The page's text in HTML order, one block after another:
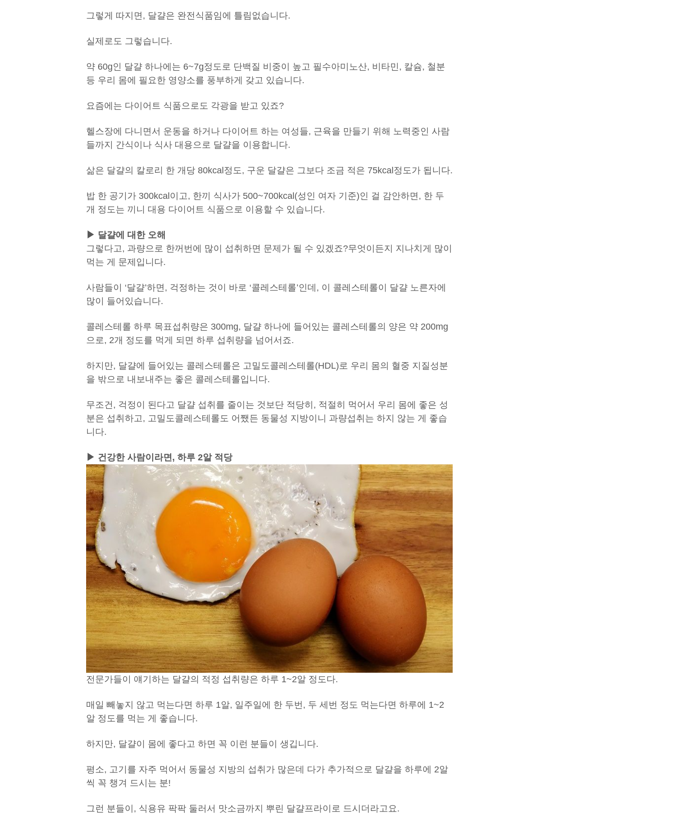
그렇게 따지면, 달걀은 완전식품임에 틀림없습니다.
실제로도 그렇습니다.
약 60g인 달걀 하나에는 6~7g정도로 단백질 비중이 높고 필수아미노산, 비타민, 칼슘, 철분
등 우리 몸에 필요한 영양소를 풍부하게 갖고 있습니다.
요즘에는 다이어트 식품으로도 각광을 받고 있죠?
헬스장에 다니면서 운동을 하거나 다이어트 하는 여성들, 근육을 만들기 위해 노력중인 사람
들까지 간식이나 식사 대용으로 달걀을 이용합니다.
삶은 달걀의 칼로리 한 개당 80kcal정도, 구운 달걀은 그보다 조금 적은 75kcal정도가 됩니다.
밥 한 공기가 300kcal이고, 한끼 식사가 500~700kcal(성인 여자 기준)인 걸 감안하면, 한 두
개 정도는 끼니 대용 다이어트 식품으로 이용할 수 있습니다.
▶ 달걀에 대한 오해
그렇다고, 과량으로 한꺼번에 많이 섭취하면 문제가 될 수 있겠죠?무엇이든지 지나치게 많이
먹는 게 문제입니다.
사람들이 ‘달걀’하면, 걱정하는 것이 바로 ‘콜레스테롤’인데, 이 콜레스테롤이 달걀 노른자에
많이 들어있습니다.
콜레스테롤 하루 목표섭취량은 300mg, 달걀 하나에 들어있는 콜레스테롤의 양은 약 200mg
으로, 2개 정도를 먹게 되면 하루 섭취량을 넘어서죠.
하지만, 달걀에 들어있는 콜레스테롤은 고밀도콜레스테롤(HDL)로 우리 몸의 혈중 지질성분
을 밖으로 내보내주는 좋은 콜레스테롤입니다.
무조건, 걱정이 된다고 달걀 섭취를 줄이는 것보단 적당히, 적절히 먹어서 우리 몸에 좋은 성
분은 섭취하고, 고밀도콜레스테롤도 어쨌든 동물성 지방이니 과량섭취는 하지 않는 게 좋습
니다.
▶ 건강한 사람이라면, 하루 2알 적당
전문가들이 얘기하는 달걀의 적정 섭취량은 하루 1~2알 정도다.
매일 빼놓지 않고 먹는다면 하루 1알, 일주일에 한 두번, 두 세번 정도 먹는다면 하루에 1~2
알 정도를 먹는 게 좋습니다.
하지만, 달걀이 몸에 좋다고 하면 꼭 이런 분들이 생깁니다.
평소, 고기를 자주 먹어서 동물성 지방의 섭취가 많은데 다가 추가적으로 달걀을 하루에 2알
씩 꼭 챙겨 드시는 분!
그런 분들이, 식용유 팍팍 둘러서 맛소금까지 뿌린 달걀프라이로 드시더라고요.